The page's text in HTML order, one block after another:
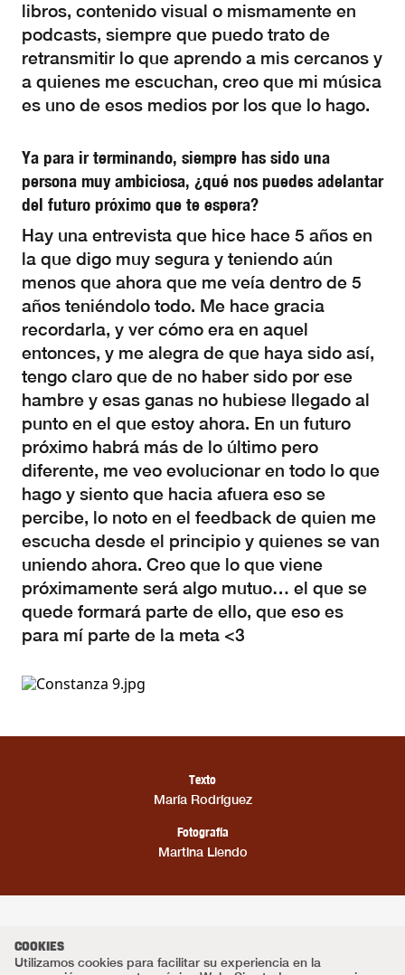
libros, contenido visual o mismamente en
podcasts, siempre que puedo trato de
retransmitir lo que aprendo a mis cercanos y
a quienes me escuchan, creo que mi música
es uno de esos medios por los que lo hago.
Ya para ir terminando, siempre has sido una
persona muy ambiciosa, ¿qué nos puedes adelantar
del futuro próximo que te espera?
Hay una entrevista que hice hace 5 años en
la que digo muy segura y teniendo aún
menos que ahora que me veía dentro de 5
años teniéndolo todo. Me hace gracia
recordarla, y ver cómo era en aquel
entonces, y me alegra de que haya sido así,
tengo claro que de no haber sido por ese
hambre y esas ganas no hubiese llegado al
punto en el que estoy ahora. En un futuro
próximo habrá más de lo último pero
diferente, me veo evolucionar en todo lo que
hago y siento que hacia afuera eso se
percibe, lo noto en el feedback de quien me
escucha desde el principio y quienes se van
uniendo ahora. Creo que lo que viene
próximamente será algo mutuo… el que se
quede formará parte de ello, que eso es
para mí parte de la meta <3
Texto
María Rodríguez
Fotografía
Martina Liendo
COOKIES
Utilizamos cookies para facilitar su experiencia en la